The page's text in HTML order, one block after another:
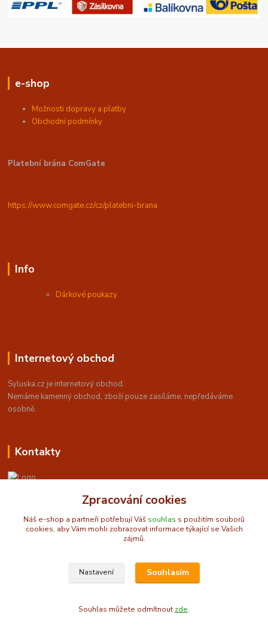
e-shop
Možnosti dopravy a platby
Obchodní podmínky
Platební brána ComGate
https://www.comgate.cz/cz/platebni-brana
Info
Dárkové poukazy
Internetový obchod
Syluska.cz je internetový obchod.
Nemáme kamenný obchod, zboží pouze zasíláme, nepředáváme
osobně.
Kontakty
Obchůdek U Sylušky - orientální a taneční móda
© 2009-2025 Syluska.cz
Zpracování cookies
Náš e-shop a partneři potřebují Váš souhlas s použitím souborů
cookies, aby Vám mohli zobrazovat informace týkající se Vašich
zájmů.
Nastavení Souhlasím
Souhlas můžete odmítnout zde.